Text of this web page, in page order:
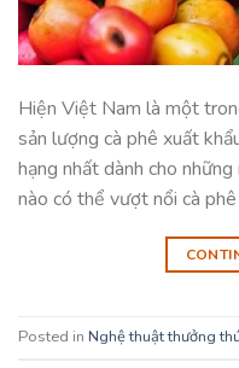
Hiện Việt Nam là một
sản lượng cà phê xuất
hạng nhất dành cho
nào có thể vượt nổi cà
Posted in Nghệ thuật thưởng